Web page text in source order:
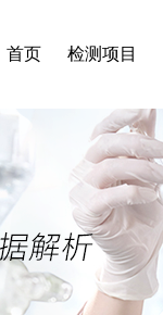
首页 检测项目